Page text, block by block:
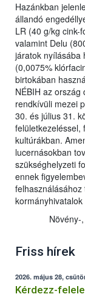
Hazánkban
állandó
LR (40 g/kg cink-
valamint Delu
járatok nyílásába
(0,0075%
birtokában
NÉBIH az
rendkívüli mezei
30. és július 31.
felületkezeléssel,
kultúrákban.
lucernásokban
szükséghelyzeti
ennek
Növény-
Friss hírek
2026. május 28,
Kérdezz-